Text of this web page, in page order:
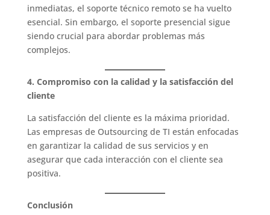
inmediatas, el soporte técnico remoto se ha vuelto
esencial. Sin embargo, el soporte presencial sigue
siendo crucial para abordar problemas más
complejos.
4. Compromiso con la calidad y la satisfacción del
cliente
La satisfacción del cliente es la máxima prioridad.
Las empresas de Outsourcing de TI están enfocadas
en garantizar la calidad de sus servicios y en
asegurar que cada interacción con el cliente sea
positiva.
Conclusión